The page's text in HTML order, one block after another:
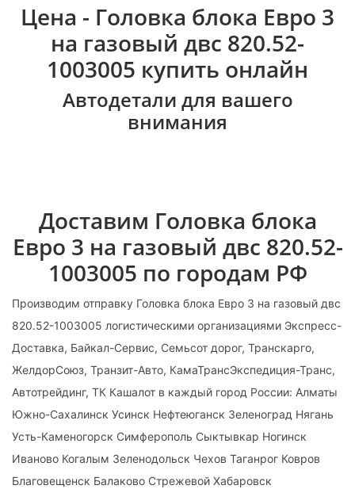
Цена - Головка блока Евро 3
на газовый двс 820.52-
1003005 купить онлайн
Автодетали для вашего
внимания
Доставим Головка блока
Евро 3 на газовый двс 820.52-
1003005 по городам РФ
Производим отправку Головка блока Евро 3 на газовый двс
820.52-1003005 логистическими организациями Экспресс-
Доставка, Байкал-Сервис, Семьсот дорог, Транскарго,
ЖелдорСоюз, Транзит-Авто, КамаТрансЭкспедиция-Транс,
Автотрейдинг, ТК Кашалот в каждый город России: Алматы
Южно-Сахалинск Усинск Нефтеюганск Зеленоград Нягань
Усть-Каменогорск Симферополь Сыктывкар Ногинск
Иваново Когалым Зеленодольск Чехов Таганрог Ковров
Благовещенск Балаково Стрежевой Хабаровск